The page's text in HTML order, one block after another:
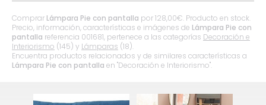
Comprar Lámpara Pie con pantalla por128,00€. Producto en stock.
Precio, información, características e imágenes de Lámpara Pie con
pantalla referencia 001681, pertenece a las categorías Decoración e
Interiorismo (145) y Lámparas (18).
Encuentra productos relacionados y de similares características a
Lámpara Pie con pantalla en "Decoración e Interiorismo".